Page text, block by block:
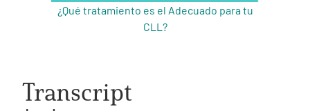
¿Qué tratamiento es el Adecuado para tu
CLL?
Transcript